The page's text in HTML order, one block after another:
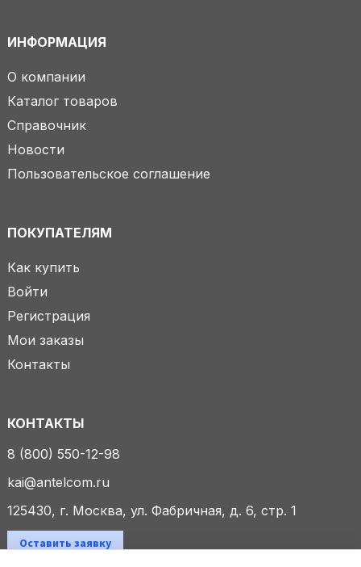
ИНФОРМАЦИЯ
О компании
Каталог товаров
Справочник
Новости
Пользовательское соглашение
ПОКУПАТЕЛЯМ
Как купить
Войти
Регистрация
Мои заказы
Контакты
КОНТАКТЫ
8 (800) 550-12-98
kai@antelcom.ru
125430, г. Москва, ул. Фабричная, д. 6, стр. 1
Оставить заявку